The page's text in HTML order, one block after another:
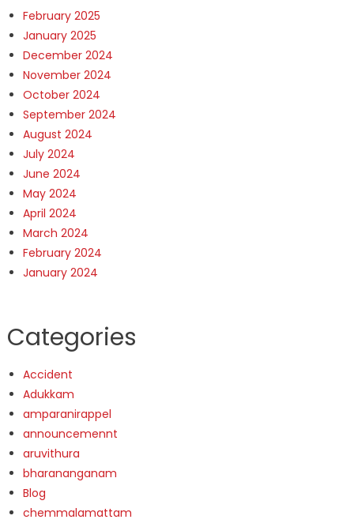
February 2025
January 2025
December 2024
November 2024
October 2024
September 2024
August 2024
July 2024
June 2024
May 2024
April 2024
March 2024
February 2024
January 2024
Categories
Accident
Adukkam
amparanirappel
announcemennt
aruvithura
bharananganam
Blog
chemmalamattam